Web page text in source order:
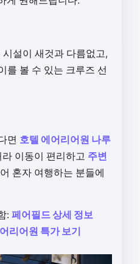
설이 새것과 다름없고,
를 볼 수 있는 크루즈 선
면 호텔 에어리어원 나루
이동이 편리하고 주변
혼자 여행하는 분들에
: 페어필드 상세 정보
리어원 특가 보기